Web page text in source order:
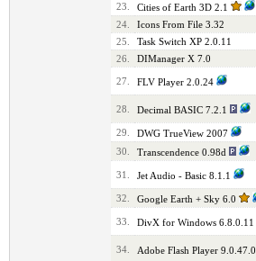
23.
Cities of Earth 3D 2.1
24.
Icons From File 3.32
25.
Task Switch XP 2.0.11
26.
DIManager X 7.0
27. FLV Player 2.0.24
28. Decimal BASIC 7.2.1
29. DWG TrueView 2007
30.
Transcendence 0.98d
31. Jet Audio - Basic 8.1.1
32.
Google Earth + Sky 6.0
33. DivX for Windows 6.8.0.11
34. Adobe Flash Player 9.0.47.0